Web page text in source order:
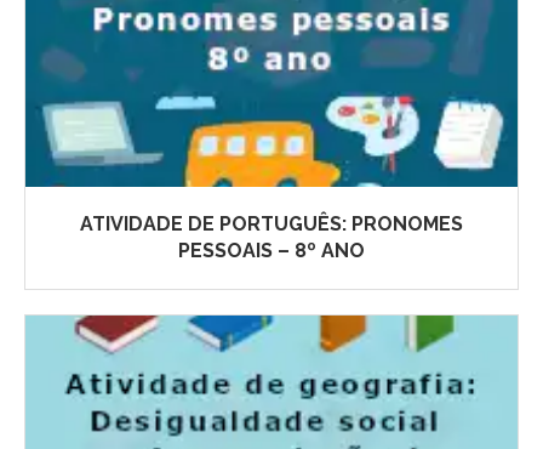
ATIVIDADE DE PORTUGUÊS: PRONOMES
PESSOAIS – 8º ANO